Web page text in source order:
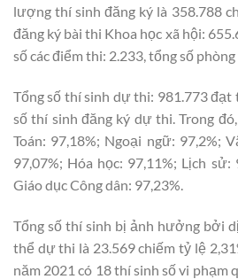
lượng thí sinh đăng ký là 358.788
đăng ký bài thi Khoa học xã hội:
số các điểm thi: 2.233, tổng số
Tổng số thí sinh dự thi: 981.773 đạt
số thí sinh đăng ký dự thi. Trong
Toán: 97,18%; Ngoại ngữ: 97,2%;
97,07%; Hóa học: 97,11%; Lịch
Giáo dục Công dân: 97,23%.
Tổng số thí sinh bị ảnh hưởng bởi
thể dự thi là 23.569 chiếm tỷ lệ
năm 2021 có 18 thí sinh số vi phạm